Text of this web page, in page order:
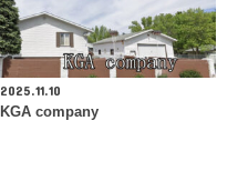
2025.11.10
KGA company